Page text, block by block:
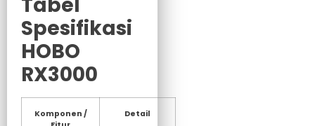
Tabel
Spesifikasi
HOBO
RX3000
Komponen /
Detail